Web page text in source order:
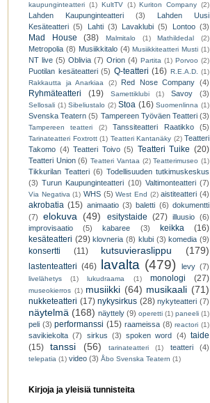
kaupunginteatteri (1) KultTV (1) Kuriton Company (2)
Lahden Kaupunginteatteri (3)
Lahden Uusi
Kesäteatteri (5) Lahti (3) Lavaklubi (5) Lontoo (3)
Mad House (38) Malmitalo (1) Mathildedal (2)
Metropolia (8) Musiikkitalo (4) Musiikkiteatteri Musti (1)
NT live (5) Oblivia (7) Orion (4) Partita (1) Porvoo (2)
Puotilan kesäteatteri (5) Q-teatteri (16) R.E.A.D. (1)
Rakkautta ja Anarkiaa
(2) Red Nose Company (4)
Ryhmäteatteri (19) Samettiklubi (1) Savoy (3)
Sellosali (1) Sibeliustalo (2) Stoa (16) Suomenlinna (1)
Svenska Teatern (5) Tampereen Työväen Teatteri (3)
Tampereen teatteri (2) Tanssiteatteri Raatikko (5)
Tarinateatteri Foxtrott (1) Teatteri Kantanäky (2) Teatteri
Takomo (4) Teatteri Toivo (5) Teatteri Tuike (20)
Teatteri Union (6) Teatteri Vantaa (2) Teatterimuseo (1)
Tikkurilan Teatteri (6) Todellisuuden tutkimuskeskus
(3) Turun Kaupunginteatteri (10) Valtimonteatteri (7)
Via Negativa (1) WHS (5) West End (2) aistiteatteri (4)
akrobatia (15) animaatio (3) baletti (6) dokumentti
(7)
elokuva (49) esitystaide (27) illuusio (6)
improvisaatio
(5) kabaree (3) keikka
(16)
kesäteatteri (29) klovneria (8) klubi (3) komedia (9)
konsertti (11) kutsuvieraslippu (179)
lastenteatteri (46) lavalta (479) levy (7)
livelähetys (1) lukudraama (1) monologi (27)
museokierros (1) musiikki (64) musikaali (71)
nukketeatteri (17) nykysirkus (28) nykyteatteri (7)
näytelmä (168) näyttely (9) operetti (1) paneeli (1)
peli (3) performanssi (15) raameissa (8) reactori (1)
savikiekolta (7) sirkus (3) spoken word (4) taide
(15)
tanssi (56) tarinateatteri (1) teatteri (4)
telepatia (1) video (3) Åbo Svenska Teatern (1)
Kirjoja ja yleisiä tunnisteita